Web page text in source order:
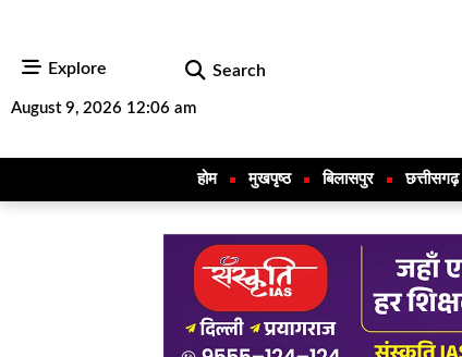
Explore Search
August 9, 2026 12:06 am
होम मुखपृष्ठ बिलासपुर छत्तीसगढ़